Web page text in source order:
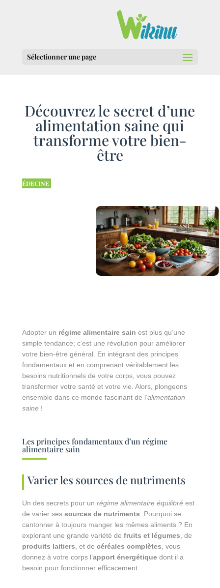
Sélectionner une page
Découvrez le secret d’une
alimentation saine qui
transforme votre bien-
être
ÉDECINE
Adopter un régime alimentaire sain est plus qu’une
simple tendance; c’est une révolution pour améliorer
votre bien-être général. En intégrant des principes
fondamentaux et en comprenant véritablement les
besoins nutritionnels de votre corps, vous pouvez
transformer votre santé et votre vie. Alors, plongeons
ensemble dans ce monde fascinant de l’alimentation
saine!
Les principes fondamentaux d’un régime
alimentaire sain
Varier les sources de nutriments
Un des secrets pour un régime alimentaire équilibréest
de varier ses sources de nutriments . Pourquoi se
cantonner à toujours manger les mêmes aliments ? En
explorant une grande variété de fruits et légumes , de
produits laitiers , et de céréales complètes , vous
donnez à votre corps l’apport énergétiquedont il a
besoin pour fonctionner efficacement.